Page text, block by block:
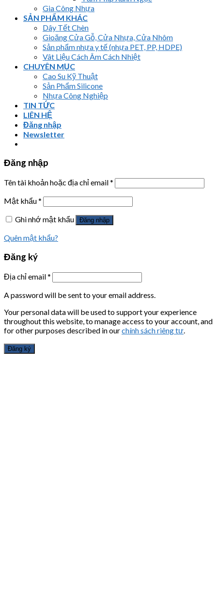
Gia Công Nhựa
SẢN PHẨM KHÁC
Dây Tết Chèn
Gioăng Cửa Gỗ, Cửa Nhựa, Cửa Nhôm
Sản phẩm nhựa y tế (nhựa PET, PP, HDPE)
Vât Liệu Cách Âm Cách Nhiệt
CHUYÊN MỤC
Cao Su Kỹ Thuật
Sản Phẩm Silicone
Nhựa Công Nghiệp
TIN TỨC
LIÊN HỆ
Đăng nhập
Newsletter
Đăng nhập
Tên tài khoản hoặc địa chỉ email*
Mật khẩu*
Ghi nhớ mật khẩu
Đăng nhập
Quên mật khẩu?
Đăng ký
Địa chỉ email*
A password will be sent to your email address.
Your personal data will be used to support your experience
throughout this website, to manage access to your account, and
for other purposes described in ourchính sách riêng tư.
Đăng ký